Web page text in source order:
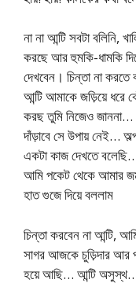
না না আন্টি সবটা বলিনি,
করছে আর হুমকি-ধামকি
দেখবেন। চিন্তা না করতে
আন্টি আমাকে জড়িয়ে ধরে
করছ তুমি নিজেও জাননা…
দাঁড়াবে সে উপায় নেই…
একটা কাজ দেখতে
আমি পকেট থেকে আমার
হাত গুজে দিয়ে বললাম
চিন্তা করবেন না আন্টি,
সাগর আজকে চুড়িদার আর
হয়ে আছি… আন্টি অসুস্থ…